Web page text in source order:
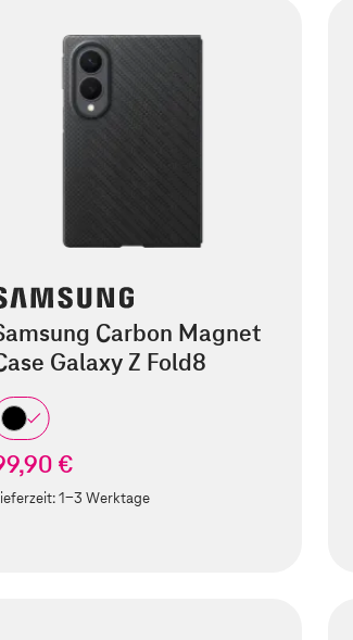
Carbon Magnet
Galaxy Z Fold8
€
1-3 Werktage